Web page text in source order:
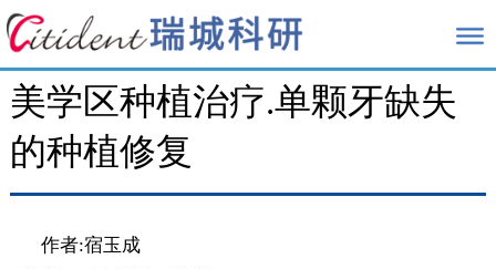
在研项目
美学区种植治疗.单颗牙缺失
的种植修复
作者:宿玉成